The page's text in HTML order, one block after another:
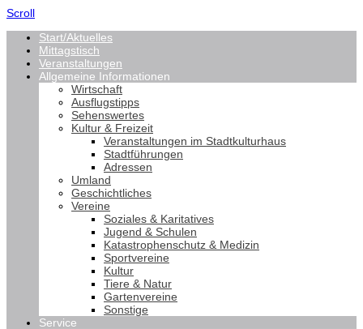
Scroll
Start/Aktuelles
Mittagstisch
Veranstaltungen
Allgemeine Informationen
Wirtschaft
Ausflugstipps
Sehenswertes
Kultur & Freizeit
Veranstaltungen im Stadtkulturhaus
Stadtführungen
Adressen
Umland
Geschichtliches
Vereine
Soziales & Karitatives
Jugend & Schulen
Katastrophenschutz & Medizin
Sportvereine
Kultur
Tiere & Natur
Gartenvereine
Sonstige
Service